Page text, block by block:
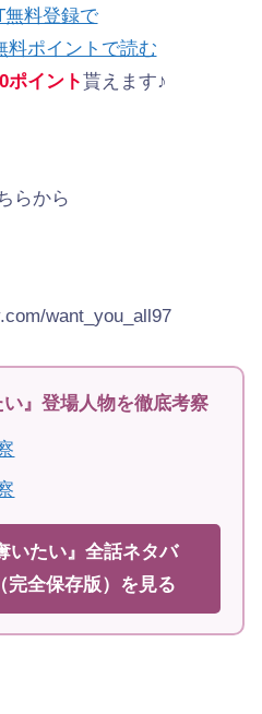
無料登録で
料ポイントで読む
ポイント貰えます♪
らから
want_you_all97
』登場人物を徹底考察
いたい』全話ネタバ
完全保存版）を見る